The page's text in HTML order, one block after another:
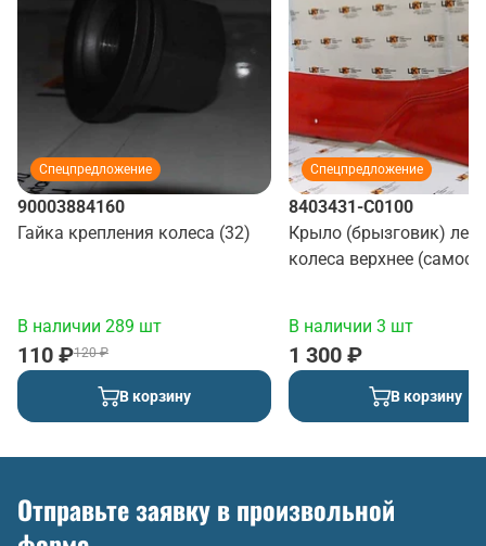
Спецпредложение
90003884160
Гайка крепления колеса (32)
В наличии 289 шт
120 ₽
110 ₽
В корзину
Спецпредложение
8403431-C0100
Крыло (брызговик)
колеса верхнее
В наличии 3 шт
1 300 ₽
В корзину
Отправьте заявку в произвольной